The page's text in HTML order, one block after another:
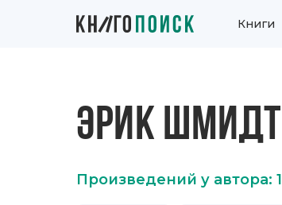
Книги
ЭРИК ШМИДТ
Произведений у автора: 1